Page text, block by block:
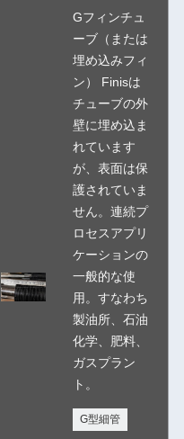
Gフィンチュ
ーブ（または
埋め込みフィ
ン） Finisは
チューブの外
壁に埋め込ま
れています
が、表面は保
護されていま
せん。連続プ
ロセスアプリ
ケーションの
一般的な使
用。すなわち
製油所、石油
化学、肥料、
ガスプラン
ト。
G型細管